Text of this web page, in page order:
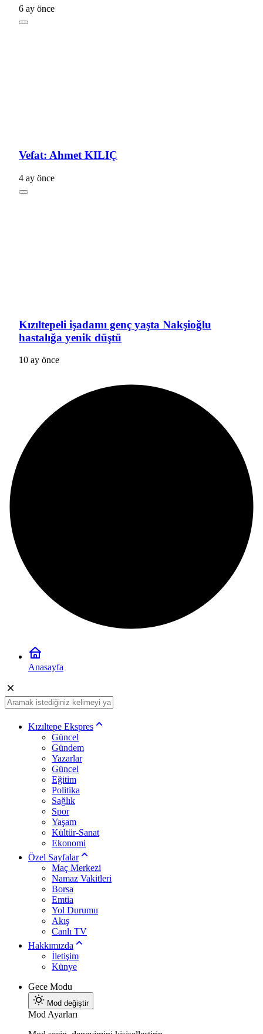
6 ay önce
Vefat: Ahmet KILIÇ
4 ay önce
Kızıltepeli işadamı genç yaşta Nakşioğlu
hastalığa yenik düştü
10 ay önce
Anasayfa
Kızıltepe Ekspres
Güncel
Gündem
Yazarlar
Güncel
Eğitim
Politika
Sağlık
Spor
Yaşam
Kültür-Sanat
Ekonomi
Özel Sayfalar
Maç Merkezi
Namaz Vakitleri
Borsa
Emtia
Yol Durumu
Akış
Canlı TV
Hakkımızda
İletişim
Künye
Gece Modu
Mod değiştir
Mod Ayarları